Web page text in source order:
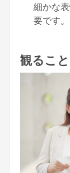
細かな
要です。
観るこ